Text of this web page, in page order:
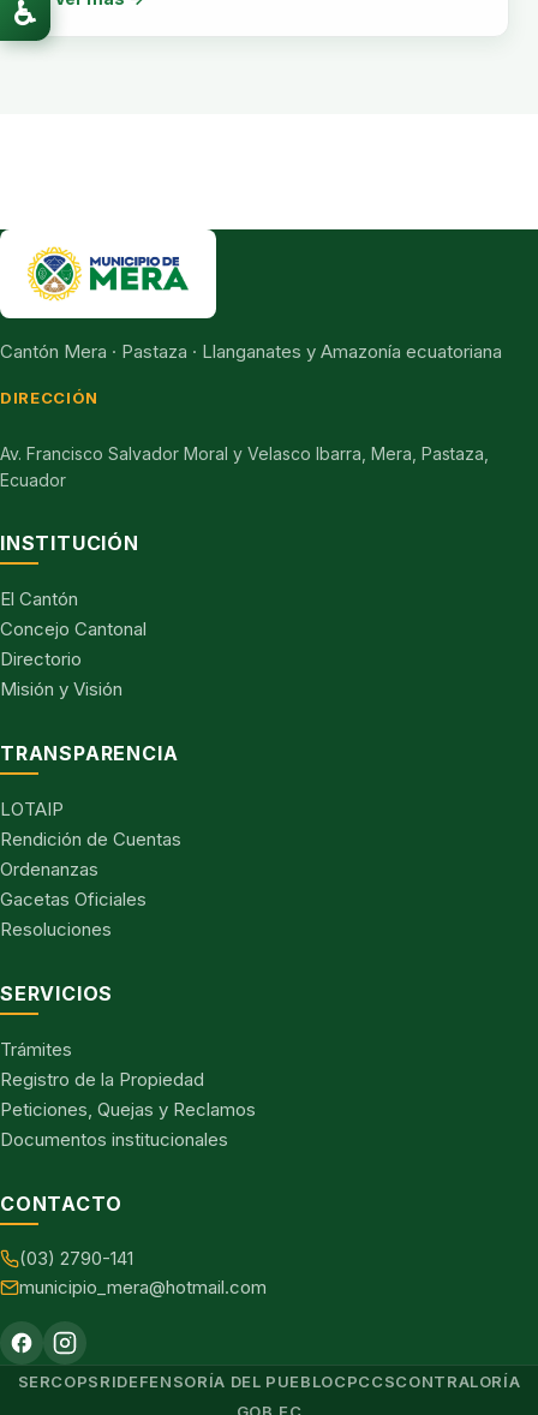
Cantón Mera · Pastaza · Llanganates y Amazonía ecuatoriana
DIRECCIÓN
Av. Francisco Salvador Moral y Velasco Ibarra, Mera, Pastaza,
Ecuador
INSTITUCIÓN
El Cantón
Concejo Cantonal
Directorio
Misión y Visión
TRANSPARENCIA
LOTAIP
Rendición de Cuentas
Ordenanzas
Gacetas Oficiales
Resoluciones
SERVICIOS
Trámites
Registro de la Propiedad
Peticiones, Quejas y Reclamos
Documentos institucionales
CONTACTO
(03) 2790-141
municipio_mera@hotmail.com
SERCOPSRIDEFENSORÍA DEL PUEBLOCPCCSCONTRALORÍA
♿